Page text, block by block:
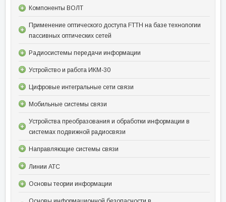
Компоненты ВОЛТ
Применение оптического доступа FTTH на базе технологии
пассивных оптических сетей
Радиосистемы передачи информации
Устройство и работа ИКМ-30
Цифровые интегральные сети связи
Мобильные системы связи
Устройства преобразования и обработки информации в
системах подвижной радиосвязи
Направляющие системы связи
Линии АТС
Основы теории информации